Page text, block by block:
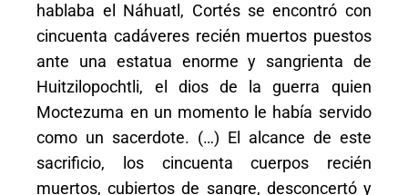
hablaba el Náhuatl, Cortés se encontró con
cincuenta cadáveres recién muertos puestos
ante una estatua enorme y sangrienta de
Huitzilopochtli, el dios de la guerra quien
Moctezuma en un momento le había servido
como un sacerdote. (…) El alcance de este
sacrificio, los cincuenta cuerpos recién
muertos, cubiertos de sangre, desconcertó y